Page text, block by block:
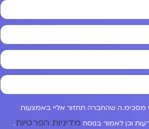
שהחברה תחזור אליי באמצעות
וכן לאמור בנוסחמדיניות הפרטיות.